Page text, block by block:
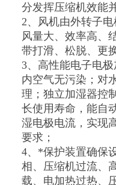
分发挥压缩机效能
2、风机由外转子电
风量大、效率高、
带打滑、松脱、更
3、高性能电子电
内空气无污染；对
理；独立加湿器控
长使用寿命，能自
湿电极电流，实现
要求；
4、*保护装置确保
相、压缩机过流、
载、电加热过热、